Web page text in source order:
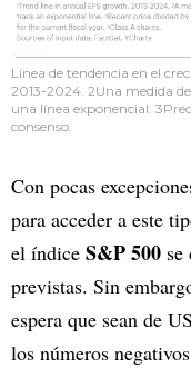
Línea de tendencia en el
2013-2024. 2Una medida
una línea exponencial.
consenso.
Con pocas
para acceder a este
el índice S&P 500 se
previstas. Sin
espera que sean de
los números